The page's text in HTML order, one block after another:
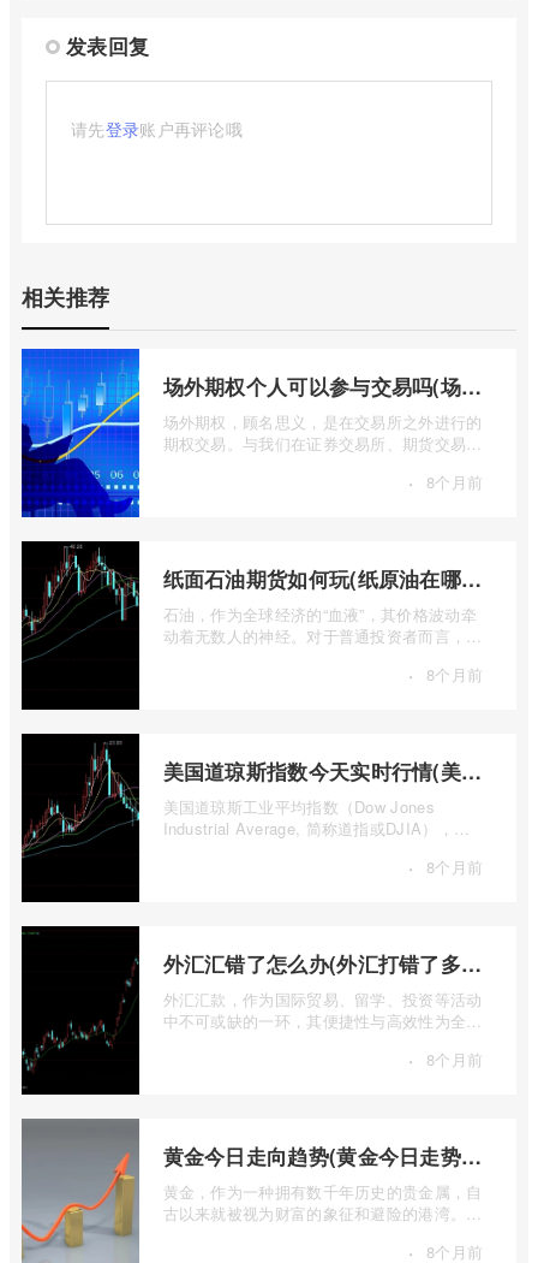
发表回复
请先登录账户再评论哦
相关推荐
场外期权个人可以参与交易吗(场外个股期权怎样交易)
场外期权，顾名思义，是在交易所之外进行的
期权交易。与我们在证券交易所、期货交易所
· 8个月前
纸面石油期货如何玩(纸原油在哪里交易)
石油，作为全球经济的“血液”，其价格波动牵
动着无数人的神经。对于普通投资者而言，直
· 8个月前
美国道琼斯指数今天实时行情(美国道琼斯指数期货指数实时行情)
美国道琼斯工业平均指数（Dow Jones
Industrial Average, 简称道指或DJIA），无
· 8个月前
外汇汇错了怎么办(外汇打错了多久退回来)
外汇汇款，作为国际贸易、留学、投资等活动
中不可或缺的一环，其便捷性与高效性为全球
· 8个月前
黄金今日走向趋势(黄金今日走势分析建议)
黄金，作为一种拥有数千年历史的贵金属，自
古以来就被视为财富的象征和避险的港湾。在
· 8个月前